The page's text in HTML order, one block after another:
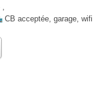
,
CB acceptée, garage, wifi